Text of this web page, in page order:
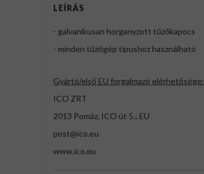
LEÍRÁS
- galvanikusan horganyzott tűzőkapocs
- minden tűzőgép típushoz használható
Gyártó/első EU forgalmazó elérhetősége:
ICO ZRT
2013 Pomáz, ICO út 5.; EU
post@ico.eu
www.ico.eu